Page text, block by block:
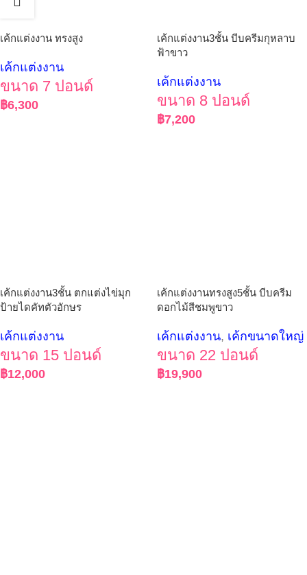
เค้กแต่งงาน ทรงสูง
เค้กแต่งงาน
ขนาด 7 ปอนด์
฿6,300
เค้กแต่งงาน3ชั้น บีบครีมกุหลาบ
ฟ้าขาว
เค้กแต่งงาน
ขนาด 8 ปอนด์
฿7,200
เค้กแต่งงาน3ชั้น ตกแต่งไข่มุก
ป้ายไดคัทตัวอักษร
เค้กแต่งงาน
ขนาด 15 ปอนด์
฿12,000
เค้กแต่งงานทรงสูง5ชั้น บีบครีม
ดอกไม้สีชมพูขาว
เค้กแต่งงาน, เค้กขนาดใหญ่
ขนาด 22 ปอนด์
฿19,900